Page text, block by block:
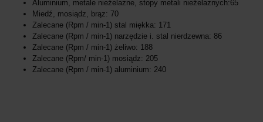
Aluminium, metale nieżelazne, stopy metali nieżelaznych:65
Miedź, mosiądz, brąz: 70
Zalecane (Rpm / min-1) stal miękka: 171
Zalecane (Rpm / min-1) narzędzie i. stal nierdzewna: 86
Zalecane (Rpm / min-1) żeliwo: 188
Zalecane (Rpm/ min-1) mosiądz: 205
Zalecane (Rpm / min-1) aluminium: 240